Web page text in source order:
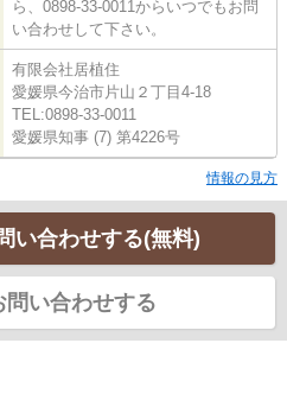
ら、0898-33-0011からいつでもお問
い合わせして下さい。
有限会社居植住
愛媛県今治市片山２丁目4-18
TEL:0898-33-0011
愛媛県知事 (7) 第4226号
情報の見方
い合わせする(無料)
問い合わせする